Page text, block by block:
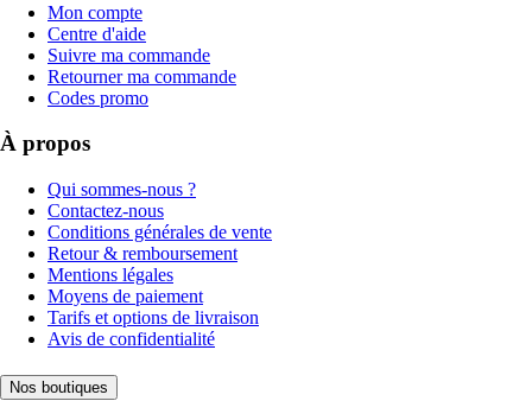
Mon compte
Centre d'aide
Suivre ma commande
Retourner ma commande
Codes promo
À propos
Qui sommes-nous ?
Contactez-nous
Conditions générales de vente
Retour & remboursement
Mentions légales
Moyens de paiement
Tarifs et options de livraison
Avis de confidentialité
Nos boutiques